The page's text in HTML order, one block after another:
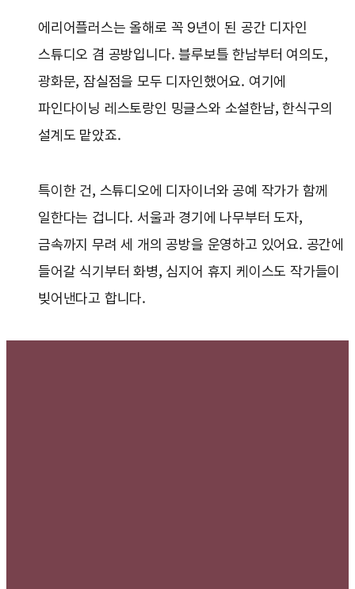
에리어플러스는 올해로 꼭 9년이 된 공간 디자인
스튜디오 겸 공방입니다. 블루보틀 한남부터 여의도,
광화문, 잠실점을 모두 디자인했어요. 여기에
파인다이닝 레스토랑인 밍글스와 소설한남, 한식구의
설계도 맡았죠.
특이한 건, 스튜디오에 디자이너와 공예 작가가 함께
일한다는 겁니다. 서울과 경기에 나무부터 도자,
금속까지 무려 세 개의 공방을 운영하고 있어요. 공간에
들어갈 식기부터 화병, 심지어 휴지 케이스도 작가들이
빚어낸다고 합니다.